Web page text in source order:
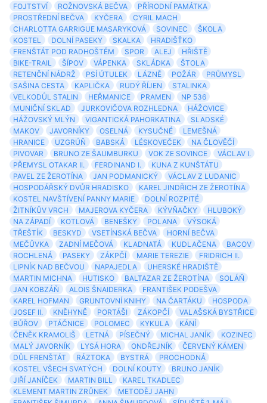
FOJTSTVÍ
ROŽNOVSKÁ BEČVA
PŘÍRODNÍ PAMÁTKA
PROSTŘEDNÍ BEČVA
KYČERA
CYRIL MACH
CHARLOTTA GARRIGUE MASARYKOVÁ
SOVINEC
ŠKOLA
KOSTEL
DOLNÍ PASEKY SKALKA
HRADIŠŤKO
FRENŠTÁT POD RADHOŠTĚM
SPOR ALEJ
HŘIŠTĚ
BIKE-TRAIL
ŠÍPOV VÁPENKA SKLÁDKA
ŠTOLA
RETENČNÍ NÁDRŽ
PSÍ ÚTULEK LÁZNĚ POŽÁR
PRŮMYSL
SAŠINA CESTA
KAPLIČKA RUDÝ ŘÍJEN
STALINKA
VELKODŮL STALIN
HEŘMANICE PRAMEN
NP 536
MUNIČNÍ SKLAD
JURKOVIČOVA ROZHLEDNA
HÁŽOVICE
HÁŽOVSKÝ MLÝN
VIGANTICKÁ PAHORKATINA
SLADSKÉ
MAKOV
JAVORNÍKY OSELNÁ KYSUČNÉ
LEMEŠNÁ
HRANICE
UZGRÚŇ BABSKÁ LÉSKOVEČEK
NA ČLOVĚČÍ
PIVOVAR
BRUNO ZE ŠAUMBURKU VOK ZE SOVINCE
VÁCLAV I.
PŘEMYSL OTAKAR II.
FERDINAND I.
KUNA Z KUNŠTÁTU
PAVEL ZE ŽEROTÍNA
JAN PODMANICKÝ
VÁCLAV Z LUDANIC
HOSPODÁŘSKÝ DVŮR HRADISKO
KAREL JINDŘICH ZE ŽEROTÍNA
KOSTEL NAVŠTÍVENÍ PANNY MARIE
DOLNÍ ROZPITÉ
ŽITNÍKŮV VRCH
MAJEROVA KYČERA KÝVŇAČKY
HLUBOKÝ
NA ZÁPADÍ
KOTLOVÁ BENEŠKY POLANA
VÝSOKÁ
TŘEŠTÍK
BESKYD VSETÍNSKÁ BEČVA
HORNÍ BEČVA
MEČŮVKA
ZADNÍ MEČOVÁ KLADNATÁ KUDLAČENA
BACOV
ROCHLENÁ
PASEKY ZÁKPČÍ MARIE TEREZIE
FRIDRICH II.
LIPNÍK NAD BEČVOU
NAPAJEDLA
UHERSKÉ HRADIŠTĚ
MARTIN MICHNA
HUTISKO BALTAZAR ZE ŽEROTÍNA
SOLÁŇ
JAN KOBZÁŇ
ALOIS ŠNAIDERKA
FRANTIŠEK PODEŠVA
KAREL HOFMAN
GRUNTOVNÍ KNIHY NA ČARTÁKU
HOSPODA
JOSEF II.
KNĚHYNĚ PORTÁŠI ZÁKOPČÍ
VALAŠSKÁ BYSTŘICE
BŮŘOV
PTÁČNICE POLOMEC KYKULA
KÁNÍ
ČENĚK KRAMOLIŠ
LETNÁ PÍSEČNÝ MICHAL JANÍK
KOZINEC
MALÝ JAVORNÍK
LYSÁ HORA ONDŘEJNÍK
ČERVENÝ KÁMEN
DŮL FRENŠTÁT
RÁZTOKA BYSTRÁ
PROCHODNÁ
KOSTEL VŠECH SVATÝCH
DOLNÍ KOUTY
BRUNO JANÍK
JIŘÍ JANÍČEK
MARTIN BILL
KAREL TKADLEC
KLEMENT MARTIN ZRŮNEK
METODĚJ JAHN